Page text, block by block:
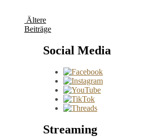
Ältere
Beiträge
Social Media
Streaming